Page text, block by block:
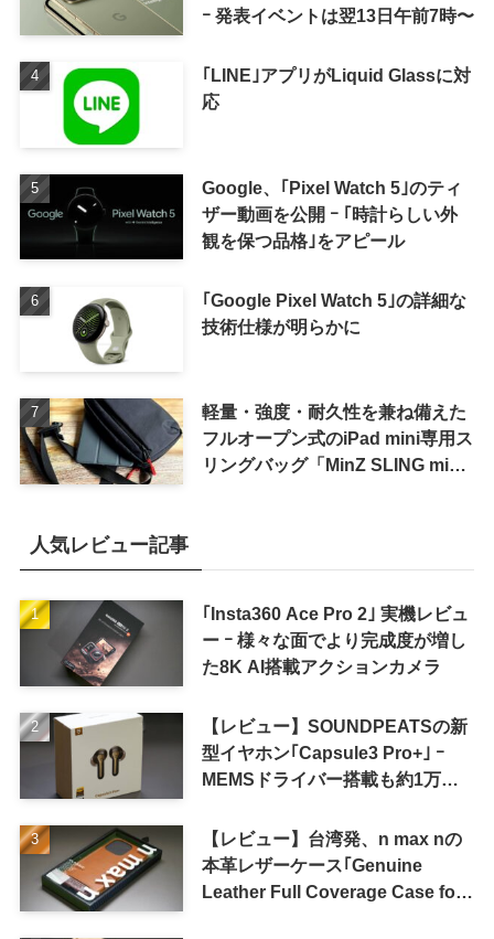
ｰ 発表イベントは翌13日午前7時〜
｢LINE｣アプリがLiquid Glassに対
応
Google、｢Pixel Watch 5｣のティ
ザー動画を公開 ｰ ｢時計らしい外
観を保つ品格｣をアピール
｢Google Pixel Watch 5｣の詳細な
技術仕様が明らかに
軽量・強度・耐久性を兼ね備えた
フルオープン式のiPad mini専用ス
リングバッグ「MinZ SLING mini
人気レビュー記事
｢Insta360 Ace Pro 2｣ 実機レビュ
ー ｰ 様々な面でより完成度が増し
た8K AI搭載アクションカメラ
【レビュー】SOUNDPEATSの新
型イヤホン｢Capsule3 Pro+｣ ｰ
MEMSドライバー搭載も約1万円
【レビュー】台湾発、n max nの
本革レザーケース｢Genuine
Leather Full Coverage Case for